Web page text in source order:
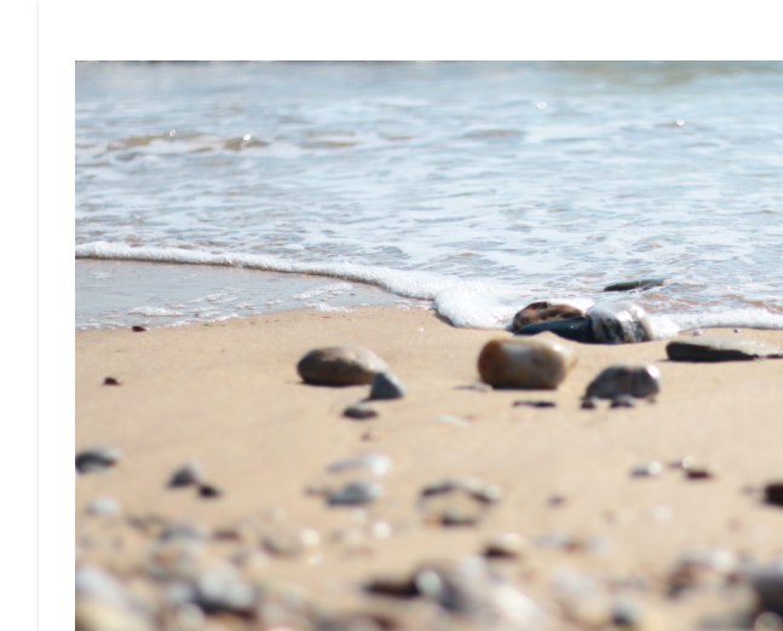
Octobre
Rose –
Sophro
Visio
By Hélène/ 22
septembre 2021
Sophro VisioSpéciale
Octobre Rose
Mercredi 13 octobre
une...